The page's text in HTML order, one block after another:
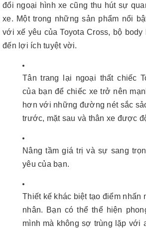
đổi ngoại hình xe cũng thu hút sự
xe. Một trong những sản phẩm nổi
với xế yêu của Toyota Cross, bộ body
đến lợi ích tuyệt vời.
Tân trang lại ngoại thất chiếc
của bạn để chiếc xe trở nên
hơn với những đường nét sắc
trước, mặt sau và thân xe được
Nâng tầm giá trị và sự sang
yêu của bạn.
Thiết kế khác biệt tạo điểm nhấn
nhân. Bạn có thể thể hiện
mình mà không sợ trùng lặp với